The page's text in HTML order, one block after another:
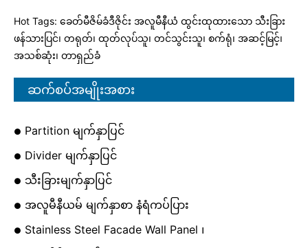
Hot Tags: ခေတ်မီဇိမ်ခံဒီဇိုင်း အလူမီနီယံ ထွင်းထုထားသော သီးခြား
ဖန်သားပြင်၊ တရုတ်၊ ထုတ်လုပ်သူ၊ တင်သွင်းသူ၊ စက်ရုံ၊ အဆင့်မြင့်၊
အသစ်ဆုံး၊ တာရှည်ခံ
ဆက်စပ်အမျိုးအစား
Partition မျက်နှာပြင်
Divider မျက်နှာပြင်
သီးခြားမျက်နှာပြင်
အလူမီနီယမ် မျက်နှာစာ နံရံကပ်ပြား
Stainless Steel Facade Wall Panel ၊